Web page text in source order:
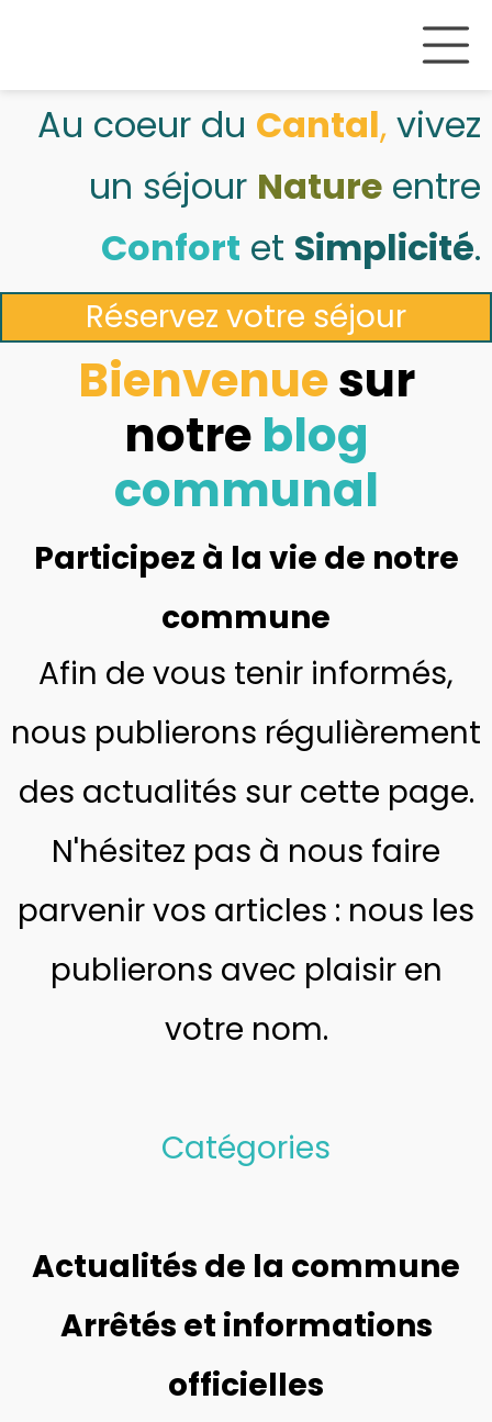
Au coeur du Cantal, vivez
un séjour Nature entre
Confort et Simplicité.
Réservez votre séjour
Bienvenuesur
notre blog
communal
Participez à la vie de notre
commune
Afin de vous tenir informés,
nous publierons régulièrement
des actualités sur cette page.
N'hésitez pas à nous faire
parvenir vos articles : nous les
publierons avec plaisir en
votre nom.
Catégories
Actualités de la commune
Arrêtés et informations
officielles